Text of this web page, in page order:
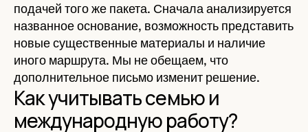
подачей того же пакета. Сначала анализируется
названное основание, возможность представить
новые существенные материалы и наличие
иного маршрута. Мы не обещаем, что
дополнительное письмо изменит решение.
Как учитывать семью и
международную работу?